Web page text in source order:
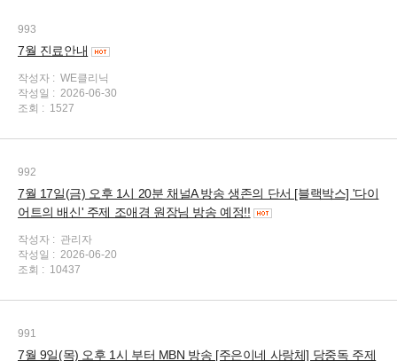
993
7월 진료안내
작성자 : WE클리닉
작성일 : 2026-06-30
조회 : 1527
992
7월 17일(금) 오후 1시 20분 채널A 방송 생존의 단서 [블랙박스] '다이
어트의 배신' 주제 조애경 원장님 방송 예정!!
작성자 : 관리자
작성일 : 2026-06-20
조회 : 10437
991
7월 9일(목) 오후 1시 부터 MBN 방송 [주은이네 사랑체] 당중독 주제